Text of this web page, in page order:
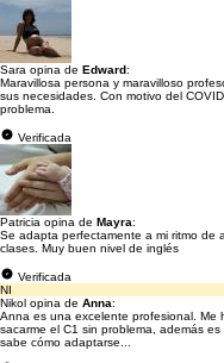
Sara opina de Edward:
Maravillosa persona y maravilloso
sus necesidades. Con motivo del
problema.
Verificada
Patricia opina de Mayra:
Se adapta perfectamente a mi ritmo de
clases. Muy buen nivel de inglés
Verificada
NI
Nikol opina de Anna:
Anna es una excelente profesional. Me
sacarme el C1 sin problema, además
sabe cómo adaptarse...